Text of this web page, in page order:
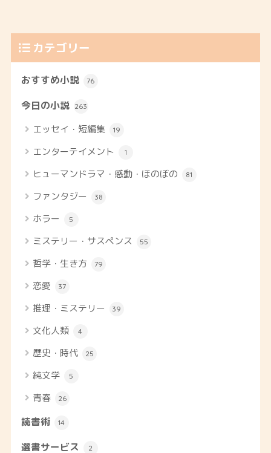
カテゴリー
おすすめ小説 76
今日の小説 263
エッセイ・短編集 19
エンターテイメント 1
ヒューマンドラマ・感動・ほのぼの 81
ファンタジー 38
ホラー 5
ミステリー・サスペンス 55
哲学・生き方 79
恋愛 37
推理・ミステリー 39
文化人類 4
歴史・時代 25
純文学 5
青春 26
読書術 14
選書サービス 2